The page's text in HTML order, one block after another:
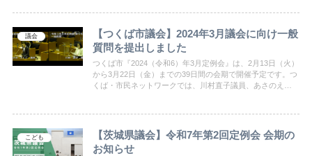
議会
【つくば市議会】2024年3月議会に向け一般
質問を提出しました
つくば市『2024（令和6）年3月定例会』は、2月13日（火）
から3月22日（金）までの39日間の会期で開催予定です。つ
くば・市民ネットワークでは、川村直子議員、あさのえく
こども
【茨城県議会】令和7年第2回定例会 会期の
お知らせ